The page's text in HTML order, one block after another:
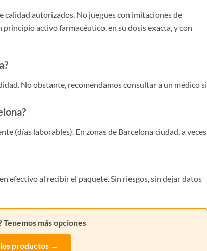
autorizados. No juegues con imitaciones de
activo farmacéutico, en su dosis exacta, y con
No obstante, recomendamos consultar a un médico si
(días laborables). En zonas de Barcelona ciudad, a veces
efectivo al recibir el paquete. Sin riesgos, sin dejar datos
Tenemos más opciones
productos →